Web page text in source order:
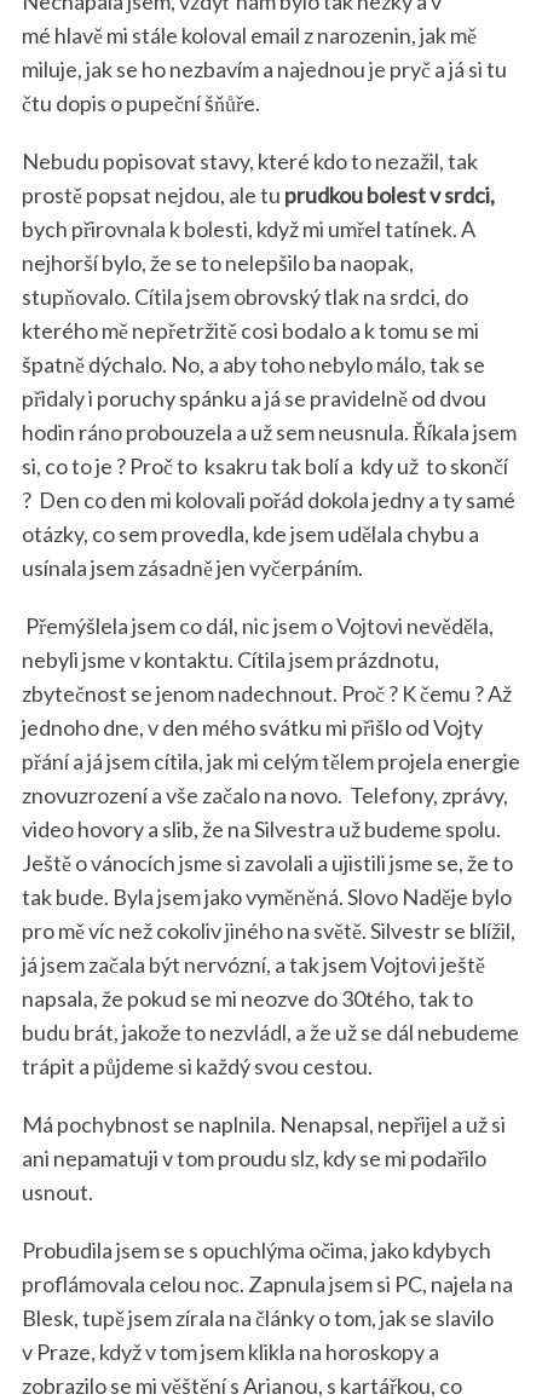
mé hlavě mi stále koloval email z narozenin, jak mě
miluje, jak se ho nezbavím a najednou je pryč a já si tu
čtu dopis o pupeční šňůře.
Nebudu popisovat stavy, které kdo to nezažil, tak
prostě popsat nejdou, ale tu prudkou bolest v srdci,
bych přirovnala k bolesti, když mi umřel tatínek. A
nejhorší bylo, že se to nelepšilo ba naopak,
stupňovalo. Cítila jsem obrovský tlak na srdci, do
kterého mě nepřetržitě cosi bodalo a k tomu se mi
špatně dýchalo. No, a aby toho nebylo málo, tak se
přidaly i poruchy spánku a já se pravidelně od dvou
hodin ráno probouzela a už sem neusnula. Říkala jsem
si, co to je ? Proč to ksakru tak bolí a kdy už to skončí
? Den co den mi kolovali pořád dokola jedny a ty samé
otázky, co sem provedla, kde jsem udělala chybu a
usínala jsem zásadně jen vyčerpáním.
Přemýšlela jsem co dál, nic jsem o Vojtovi nevěděla,
nebyli jsme v kontaktu. Cítila jsem prázdnotu,
zbytečnost se jenom nadechnout. Proč ? K čemu ? Až
jednoho dne, v den mého svátku mi přišlo od Vojty
přání a já jsem cítila, jak mi celým tělem projela energie
znovuzrození a vše začalo na novo. Telefony, zprávy,
video hovory a slib, že na Silvestra už budeme spolu.
Ještě o vánocích jsme si zavolali a ujistili jsme se, že to
tak bude. Byla jsem jako vyměněná. Slovo Naděje bylo
pro mě víc než cokoliv jiného na světě. Silvestr se blížil,
já jsem začala být nervózní, a tak jsem Vojtovi ještě
napsala, že pokud se mi neozve do 30tého, tak to
budu brát, jakože to nezvládl, a že už se dál nebudeme
trápit a půjdeme si každý svou cestou.
Má pochybnost se naplnila. Nenapsal, nepřijel a už si
ani nepamatuji v tom proudu slz, kdy se mi podařilo
usnout.
Probudila jsem se s opuchlýma očima, jako kdybych
proflámovala celou noc. Zapnula jsem si PC, najela na
Blesk, tupě jsem zírala na články o tom, jak se slavilo
v Praze, když v tom jsem klikla na horoskopy a
zobrazilo se mi věštění s Arianou, s kartářkou, co